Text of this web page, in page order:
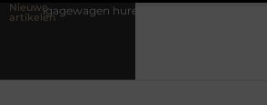
Nieuwe
artikelenKies de juiste aanhanger voor jouw klus